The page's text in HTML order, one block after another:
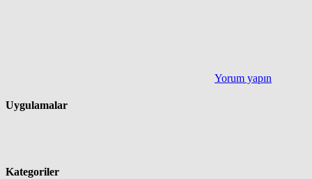
Yorum yapın
Uygulamalar
Kategoriler